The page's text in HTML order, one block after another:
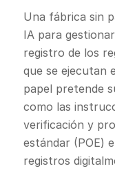
Una fábrica sin
IA para
registro de los
que se ejecutan
papel pretende
como las
verificación y
estándar (POE)
registros